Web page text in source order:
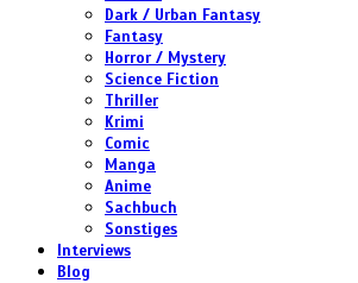
Dark / Urban Fantasy
Fantasy
Horror / Mystery
Science Fiction
Thriller
Krimi
Comic
Manga
Anime
Sachbuch
Sonstiges
Interviews
Blog